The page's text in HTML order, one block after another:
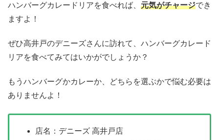
ハンバーグカレードリアを食べれば、 元気がチャージでき
ますよ！
ぜひ高井戸のデニーズさんに訪れて、ハンバーグカレード
リアを食べてみてはいかがでしょうか？
もうハンバーグかカレーか、どちらを選ぶかで悩む必要は
ありませんよ！
店名：デニーズ 高井戸店